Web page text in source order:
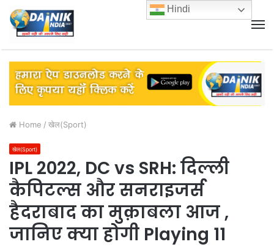
Home / खेल(Sport)
खेल(Sport)
IPL 2022, DC vs SRH: दिल्ली
कैपिटल्स और सनराइजर्स
हैदराबाद का मुक़ाबला आज ,
जानिए क्या होगी Playing 11
Hindi